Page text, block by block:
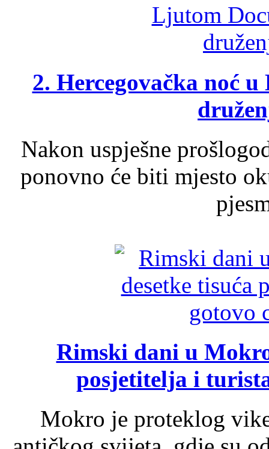
2. Hercegovačka noć
Nakon uspješne
ponovno će biti mjesto
Rimski dani u
posjetitelja i
Mokro je proteklog